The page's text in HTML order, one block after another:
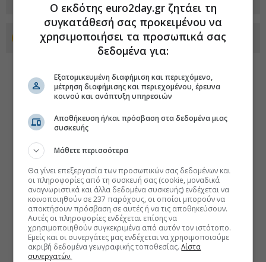
Προσθέστε το euro2day.gr στο Discover
Ο εκδότης euro2day.gr ζητάει τη
συγκατάθεσή σας προκειμένου να
χρησιμοποιήσει τα προσωπικά σας
δεδομένα για:
Εξατομικευμένη διαφήμιση και περιεχόμενο,
μέτρηση διαφήμισης και περιεχομένου, έρευνα
κοινού και ανάπτυξη υπηρεσιών
Αποθήκευση ή/και πρόσβαση στα δεδομένα μιας
συσκευής
Μάθετε περισσότερα
Θα γίνει επεξεργασία των προσωπικών σας δεδομένων και
οι πληροφορίες από τη συσκευή σας (cookie, μοναδικά
αναγνωριστικά και άλλα δεδομένα συσκευής) ενδέχεται να
κοινοποιηθούν σε 237 παρόχους, οι οποίοι μπορούν να
αποκτήσουν πρόσβαση σε αυτές ή να τις αποθηκεύσουν.
Αυτές οι πληροφορίες ενδέχεται επίσης να
χρησιμοποιηθούν συγκεκριμένα από αυτόν τον ιστότοπο.
Εμείς και οι συνεργάτες μας ενδέχεται να χρησιμοποιούμε
ακριβή δεδομένα γεωγραφικής τοποθεσίας.Λίστα
συνεργατών.